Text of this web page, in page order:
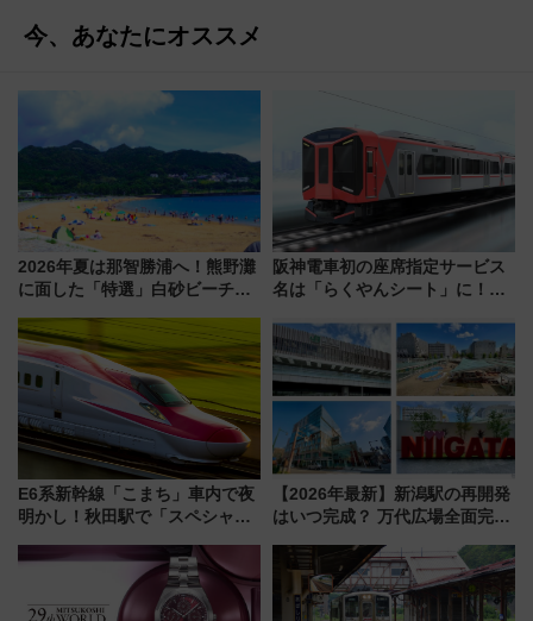
今、あなたにオススメ
2026年夏は那智勝浦へ！熊野灘
に面した「特選」白砂ビーチは
会」は8月11日開催！
阪神電車初の座席指定サービス
名は「らくやんシート」に！新
を快適移動
E6系新幹線「こまち」車内で夜
明かし！秋田駅で「スペシャル
法は？
【2026年最新】新潟駅の再開発
はいつ完成？ 万代広場全面完成
開発、バスタ新潟構想まで徹底
解説！